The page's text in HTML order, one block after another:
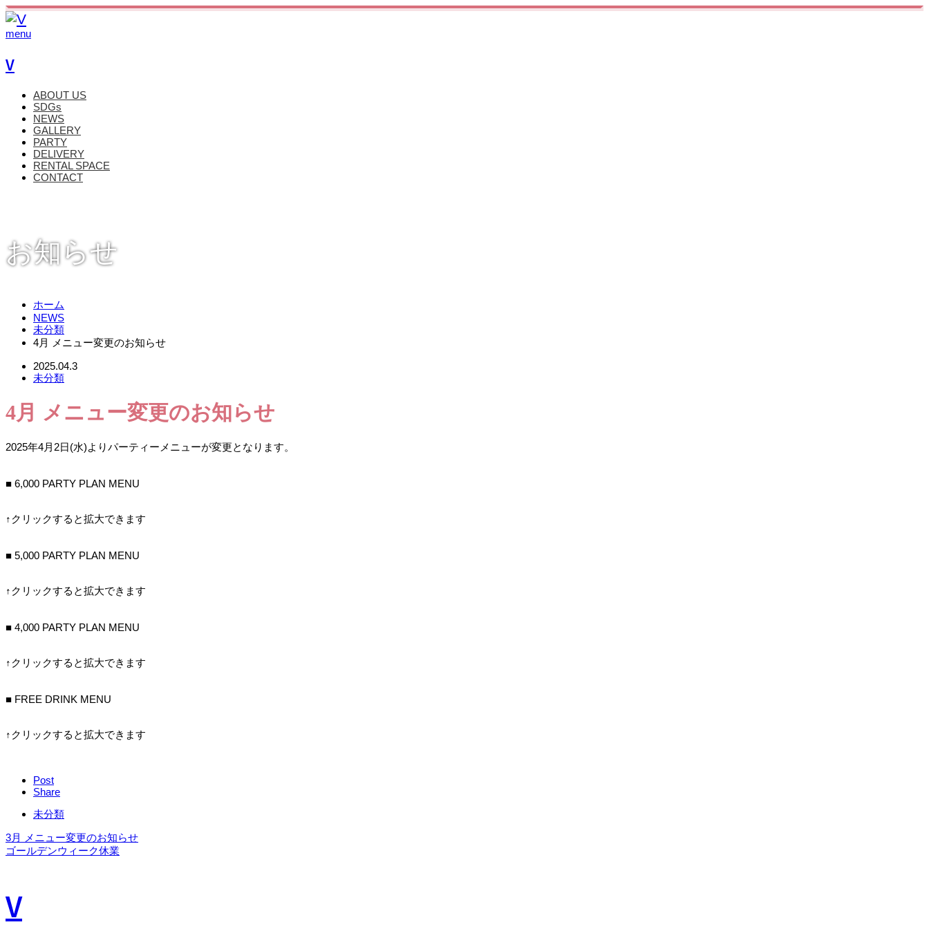
menu
V
ABOUT US
SDGs
NEWS
GALLERY
PARTY
DELIVERY
RENTAL SPACE
CONTACT
お知らせ
ホーム
NEWS
未分類
4月 メニュー変更のお知らせ
2025.04.3
未分類
4月 メニュー変更のお知らせ
2025年4月2日(水)よりパーティーメニューが変更となります。
■ 6,000 PARTY PLAN MENU
↑クリックすると拡大できます
■ 5,000 PARTY PLAN MENU
↑クリックすると拡大できます
■ 4,000 PARTY PLAN MENU
↑クリックすると拡大できます
■ FREE DRINK MENU
↑クリックすると拡大できます
Post
Share
未分類
3月 メニュー変更のお知らせ
ゴールデンウィーク休業
V